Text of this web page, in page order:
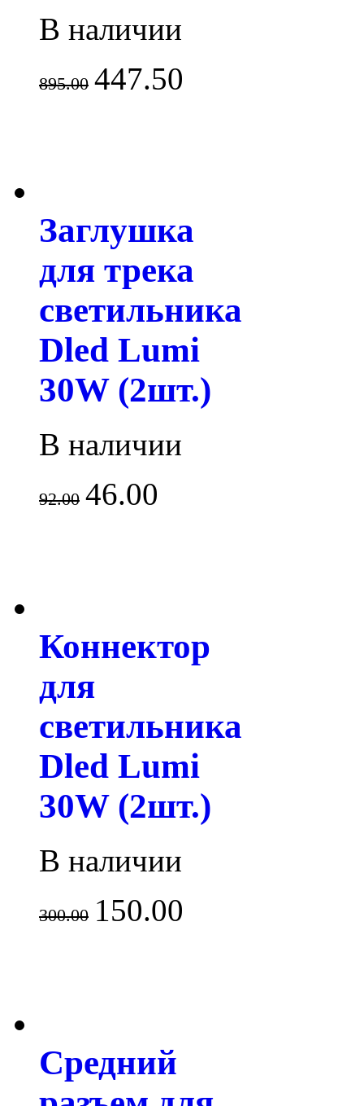
В наличии
895.00 447.50
Заглушка
для трека
светильника
Dled Lumi
30W (2шт.)
В наличии
92.00 46.00
Коннектор
для
светильника
Dled Lumi
30W (2шт.)
В наличии
300.00 150.00
Средний